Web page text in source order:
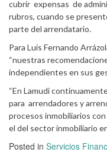
cubrir expensas de
rubros, cuando se
parte del arrendatario.
Para Luis Fernando
“nuestras
independientes en sus
“En Lamudi
para arrendadores y
procesos inmobiliarios
el del sector inmobiliario
Posted in Servicios